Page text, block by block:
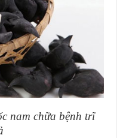
nam chữa bệnh trĩ